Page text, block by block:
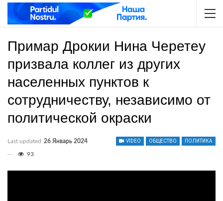
Примар Дрокии Нина Черетеу
призвала коллег из других
населенных пунктов к
сотрудничеству, независимо от
политической окраски
VIDEO ОБЩЕСТВО ПОЛИТИКА
Last updated 26 Январь 2024
93